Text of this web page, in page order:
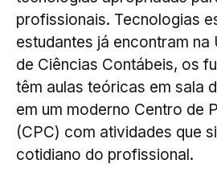
profissionais. Tecnologias
estudantes já encontram
de Ciências Contábeis, os
têm aulas teóricas em sala
em um moderno Centro de
(CPC) com atividades que
cotidiano do profissional.